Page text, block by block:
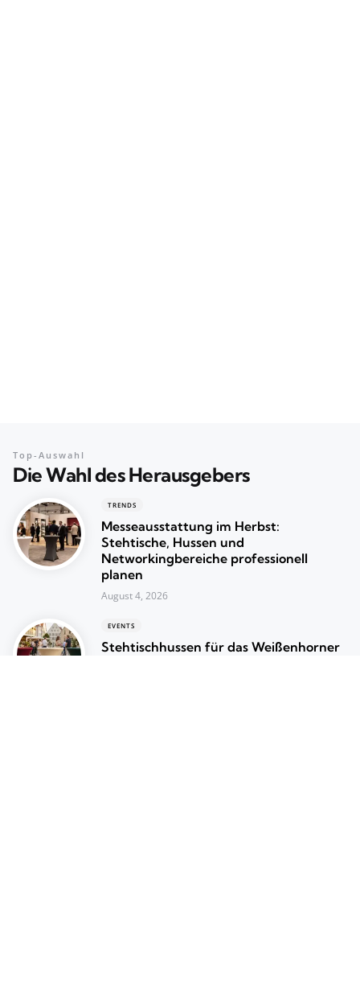
Die Wahl des Herausgebers
Top-Auswahl
TRENDS
Messeausstattung im Herbst:
Stehtische, Hussen und
Networkingbereiche professionell
planen
August 4, 2026
EVENTS
Stehtischhussen für das Weißenhorner